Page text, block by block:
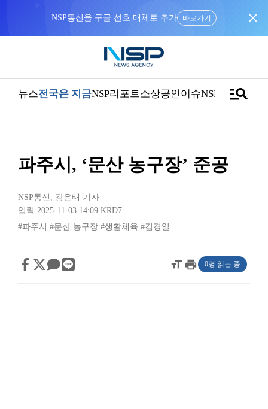
NSP통신을 구글 선호 매체로 추가 바로가기 close
뉴스전국은 지금NSP리포트소상공인이슈NSPTVmanage_search
파주시, ‘문산 농구장’ 준공
NSP통신 , 강은태 기자
입력 2025-11-03 14:09 KRD7
#파주시
#문산 농구장 #생활체육 #김경일
format_sizeprint 0명 읽는 중